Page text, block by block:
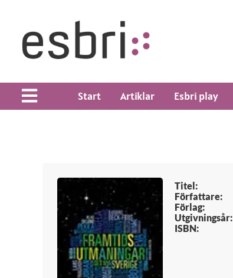
Start Artiklar Esbri play
Titel:
Författare:
Förlag:
Utgivningsår:
ISBN: